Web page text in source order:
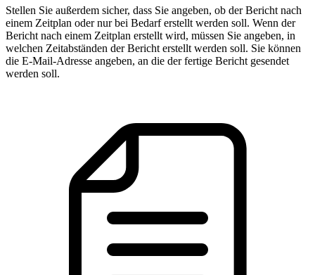
Stellen Sie außerdem sicher, dass Sie angeben, ob der Bericht nach
einem Zeitplan oder nur bei Bedarf erstellt werden soll. Wenn der
Bericht nach einem Zeitplan erstellt wird, müssen Sie angeben, in
welchen Zeitabständen der Bericht erstellt werden soll. Sie können
die E-Mail-Adresse angeben, an die der fertige Bericht gesendet
werden soll.